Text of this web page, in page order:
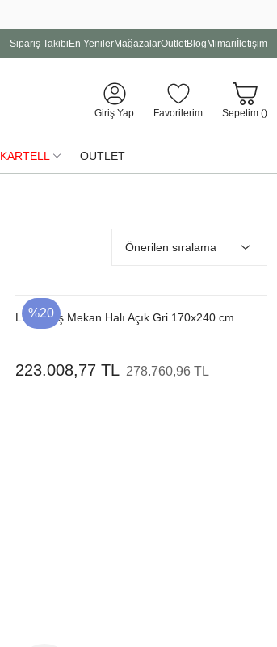
Sipariş Takibi En YenilerMağazalarOutletBlog Mimari İletişim
Giriş Yap Favorilerim Sepetim ()
KARTELL OUTLET
%20
Lınes Dış Mekan Halı Açık Gri 170x240 cm
223.008,77 TL 278.760,96 TL